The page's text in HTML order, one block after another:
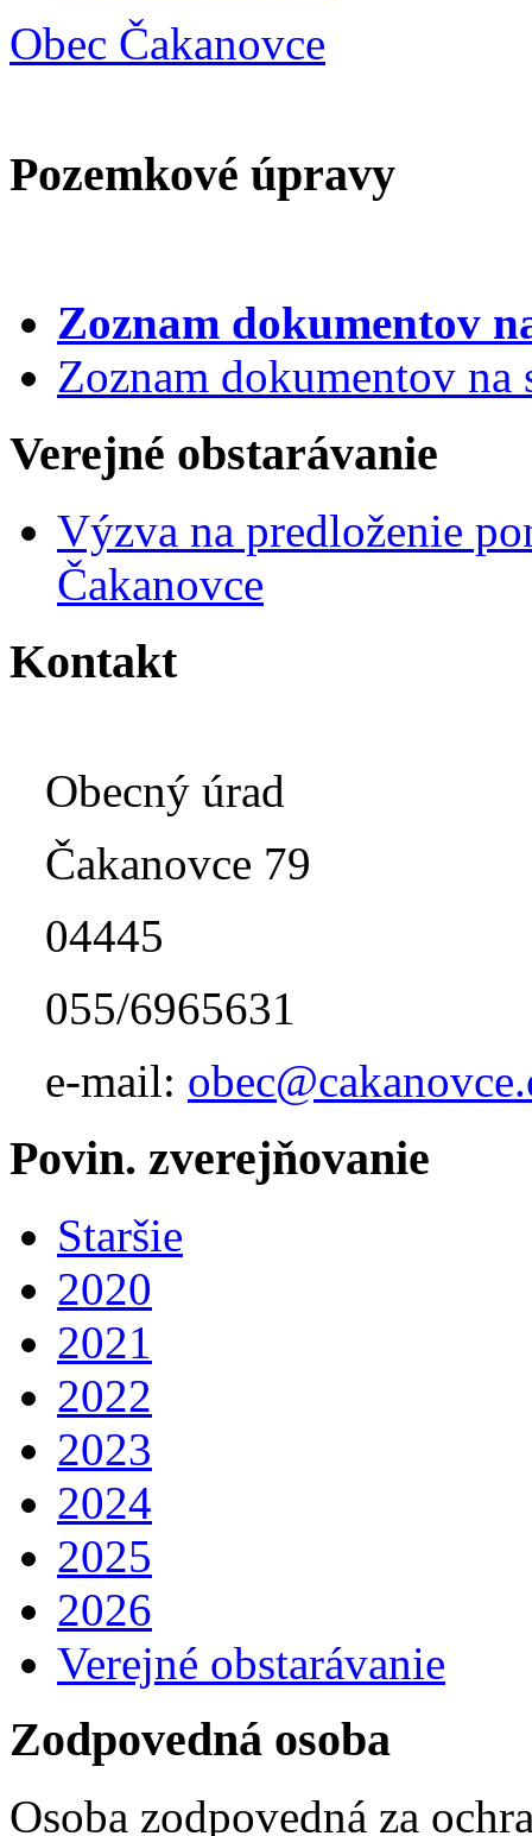
Obec Čakanovce
Pozemkové úpravy
Zoznam dokumentov
Zoznam dokumentov
Verejné obstarávanie
Výzva na predloženie
Čakanovce
Kontakt
Obecný úrad
Čakanovce 79
04445
055/6965631
e-mail:
Povin. zverejňovanie
Staršie
2020
2021
2022
2023
2024
2025
2026
Verejné obstarávanie
Zodpovedná osoba
Osoba zodpovedná za